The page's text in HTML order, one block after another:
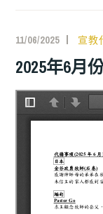
11/06/2025 宣教
2025年6月